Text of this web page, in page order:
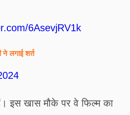
6AsevjRV1k
लगाई शर्त
इस खास मौके पर वे फिल्म का